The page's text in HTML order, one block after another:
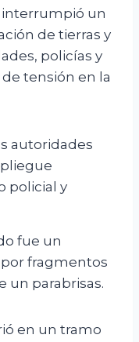
interrumpió un
de tierras y
policías y
tensión en la
autoridades
policial y
fue un
fragmentos
un parabrisas.
en un tramo